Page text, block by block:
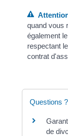
quand vous
également
respectant
contrat
Questions
de